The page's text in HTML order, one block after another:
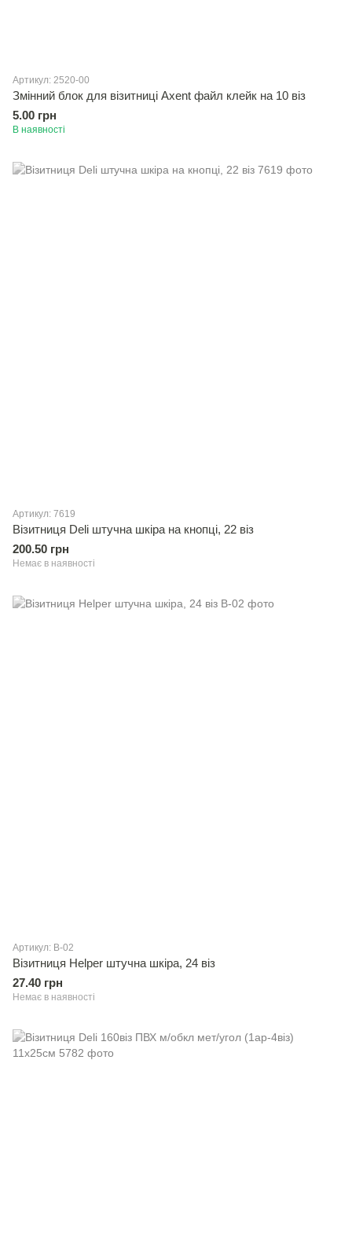
Артикул: 2520-00
Змiнний блок для візитниці Axent файл клейк на 10 вiз
5.00 грн
В наявності
Артикул: 7619
Вiзитниця Deli штучна шкiра на кнопцi, 22 віз
200.50 грн
Немає в наявності
Артикул: В-02
Вiзитниця Helper штучна шкіра, 24 віз
27.40 грн
Немає в наявності